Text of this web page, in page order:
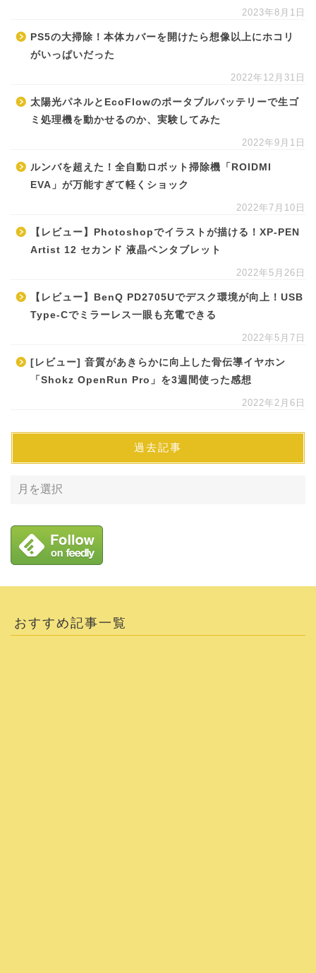
2023年8月1日
PS5の大掃除！本体カバーを開けたら想像以上にホコリ
がいっぱいだった
2022年12月31日
太陽光パネルとEcoFlowのポータブルバッテリーで生ゴ
ミ処理機を動かせるのか、実験してみた
2022年9月1日
ルンバを超えた！全自動ロボット掃除機「ROIDMI
EVA」が万能すぎて軽くショック
2022年7月10日
【レビュー】Photoshopでイラストが描ける！XP-PEN
Artist 12 セカンド 液晶ペンタブレット
2022年5月26日
【レビュー】BenQ PD2705Uでデスク環境が向上！USB
Type-Cでミラーレス一眼も充電できる
2022年5月7日
[レビュー] 音質があきらかに向上した骨伝導イヤホン
「Shokz OpenRun Pro」を3週間使った感想
2022年2月6日
過去記事
おすすめ記事一覧